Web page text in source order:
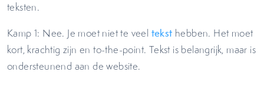
teksten.
Kamp 1: Nee. Je moet niet te veel tekst hebben. Het moet
kort, krachtig zijn en to-the-point. Tekst is belangrijk, maar is
ondersteunend aan de website.